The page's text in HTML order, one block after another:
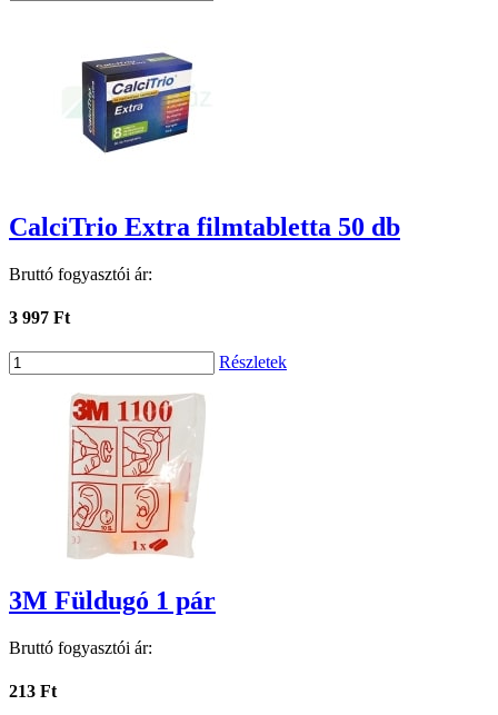
CalciTrio Extra filmtabletta 50 db
Bruttó fogyasztói ár:
3 997 Ft
Részletek
3M Füldugó 1 pár
Bruttó fogyasztói ár:
213 Ft